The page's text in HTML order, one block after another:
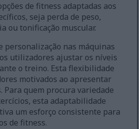
de fitness adaptadas aos
seja perda de peso,
ou tonificação muscular.
personalização nas máquinas
utilizadores ajustar os níveis
o treino. Esta flexibilidade
motivados ao apresentar
Para quem procura variedade
esta adaptabilidade
um esforço consistente para
de fitness.